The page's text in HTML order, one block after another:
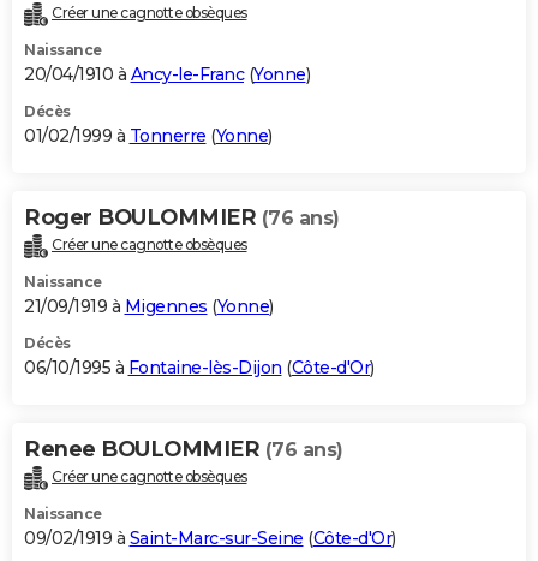
Créer une cagnotte obsèques
Naissance
20/04/1910 à Ancy-le-Franc(Yonne)
Décès
01/02/1999 à Tonnerre (Yonne)
Roger BOULOMMIER (76 ans)
Créer une cagnotte obsèques
Naissance
21/09/1919 à Migennes (Yonne)
Décès
06/10/1995 à Fontaine-lès-Dijon (Côte-d'Or)
Renee BOULOMMIER (76 ans)
Créer une cagnotte obsèques
Naissance
09/02/1919 à Saint-Marc-sur-Seine (Côte-d'Or)